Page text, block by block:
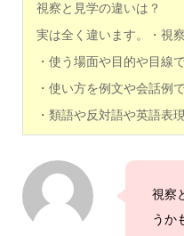
視察と見学の違いは？
実は全く違います。・視
・使う場面や目的や目線で
・使い方を例文や会話例で
・類語や反対語や英語表現
視察
うか